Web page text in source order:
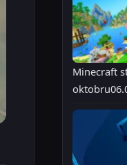
Minecraft
oktobru